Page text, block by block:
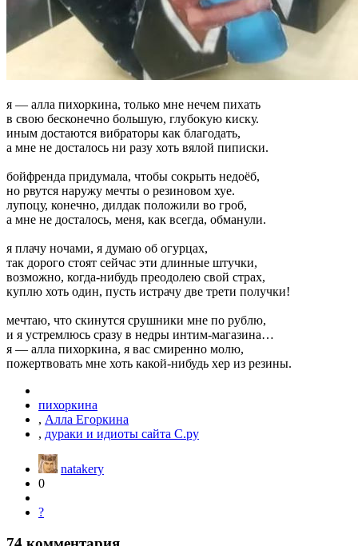
я — алла пихоркина, только мне нечем пихать
в свою бесконечно большую, глубокую киску.
иным достаются вибраторы как благодать,
а мне не досталось ни разу хоть вялой пиписки.
бойфренда придумала, чтобы сокрыть недоёб,
но рвутся наружу мечты о резиновом хуе.
лупоцу, конечно, дилдак положили во гроб,
а мне не досталось, меня, как всегда, обманули.
я плачу ночами, я думаю об огурцах,
так дорого стоят сейчас эти длинные штучки,
возможно, когда-нибудь преодолею свой страх,
куплю хоть один, пусть истрачу две трети получки!
мечтаю, что скинутся срушники мне по рублю,
и я устремлюсь сразу в недры интим-магазина…
я — алла пихоркина, я вас смиренно молю,
пожертвовать мне хоть какой-нибудь хер из резины.
пихоркина
, Алла Егоркина
, дураки и идиоты сайта С.ру
natakery
0
?